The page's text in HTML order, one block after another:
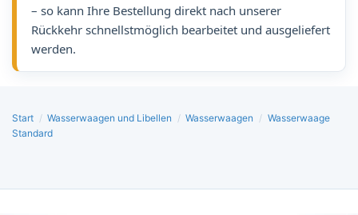
– so kann Ihre Bestellung direkt nach unserer
Rückkehr schnellstmöglich bearbeitet und ausgeliefert
werden.
Start / Wasserwaagen und Libellen / Wasserwaagen / Wasserwaage
Standard